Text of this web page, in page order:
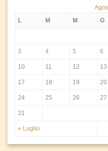
L
M M G
« Luglio
3 4 5 6
10 11 12 13
17 18 19 20
24 25 26 27
31